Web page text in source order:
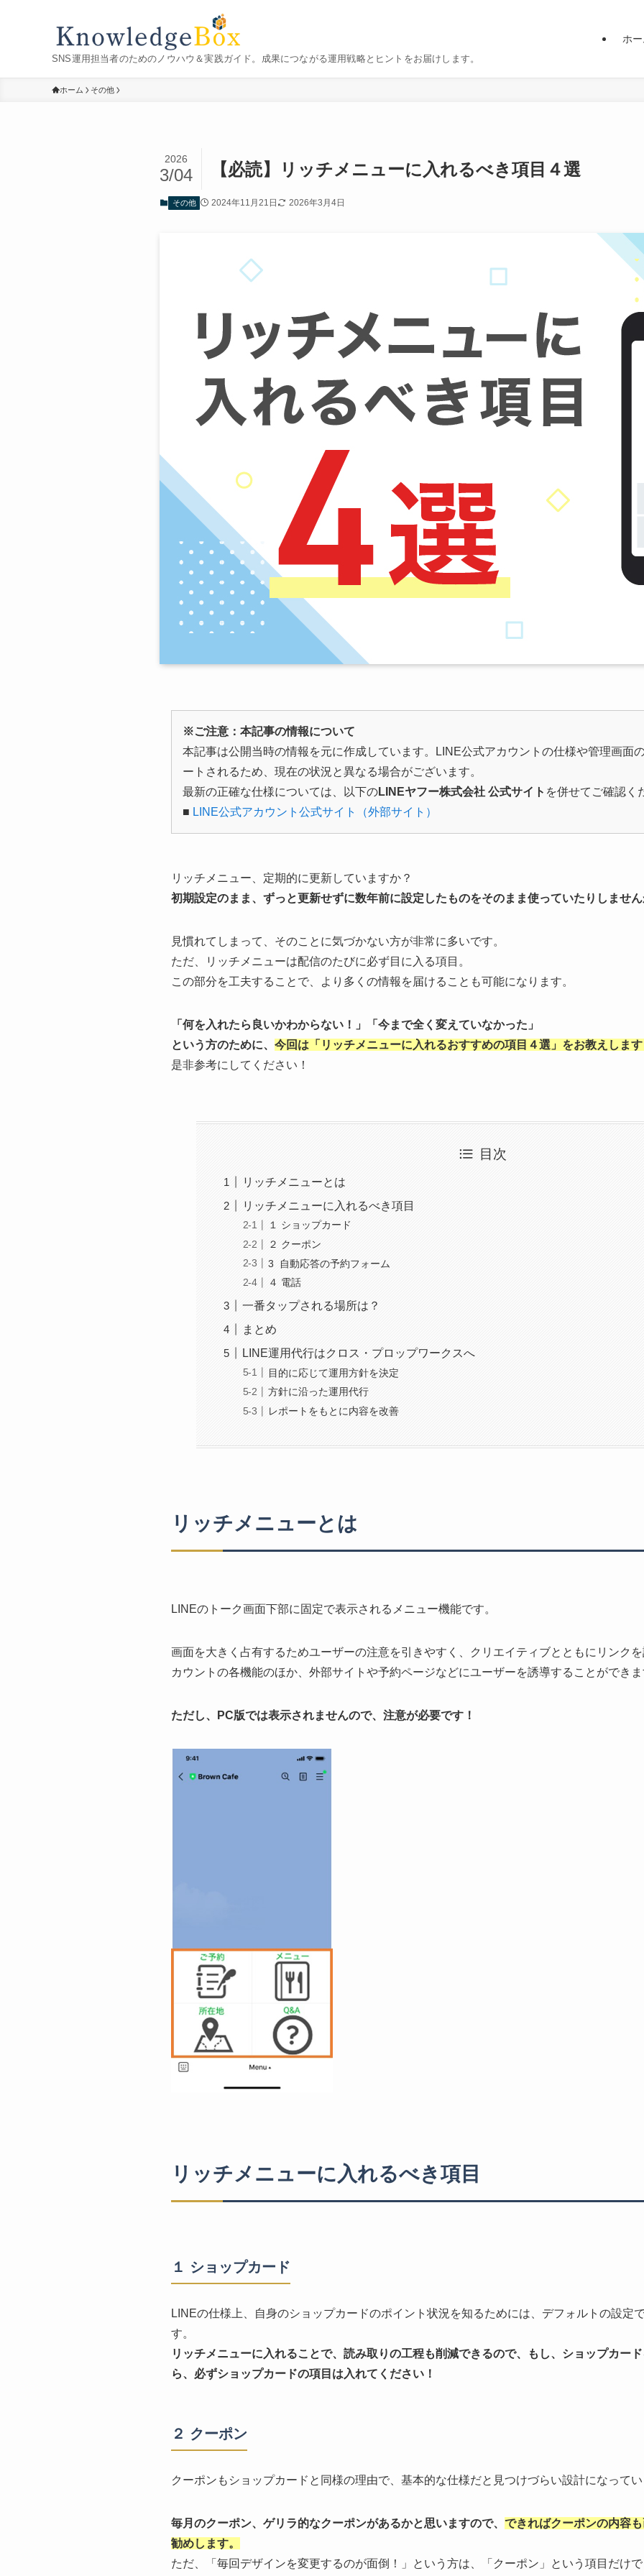
SNS運用担当者のためのノウハウ＆実践ガイド。成果につながる運用戦略とヒントをお届けします。
ホ
ホーム その他
【必読】リッチメニューに入れるべき項目４選
2026
3/04
その他 2024年11月21日 2026年3月4日
※ご注意：本記事の情報について
本記事は公開当時の情報を元に作成しています。LINE公式アカウントの仕様や管理画面
ートされるため、現在の状況と異なる場合がございます。
最新の正確な仕様については、以下のLINEヤフー株式会社 公式サイト を併せてご確認く
■ LINE公式アカウント公式サイト（外部サイト）
リッチメニュー、定期的に更新していますか？
初期設定のまま、ずっと更新せずに数年前に設定したものをそのまま使っていたりしませ
見慣れてしまって、そのことに気づかない方が非常に多いです。
ただ、リッチメニューは配信のたびに必ず目に入る項目。
この部分を工夫することで、より多くの情報を届けることも可能になります。
「何を入れたら良いかわからない！」「今まで全く変えていなかった」
という方のために、 今回は「リッチメニューに入れるおすすめの項目４選」をお教えしま
是非参考にしてください！
目次
リッチメニューとは
リッチメニューに入れるべき項目
１ ショップカード
２ クーポン
3 自動応答の予約フォーム
４ 電話
一番タップされる場所は？
まとめ
LINE運用代行はクロス・プロップワークスへ
目的に応じて運用方針を決定
方針に沿った運用代行
レポートをもとに内容を改善
リッチメニューとは
LINEのトーク画面下部に固定で表示されるメニュー機能です。
画面を大きく占有するためユーザーの注意を引きやすく、クリエイティブとともにリンク
カウントの各機能のほか、外部サイトや予約ページなどにユーザーを誘導することができ
ただし、PC版では表示されませんので、注意が必要です！
リッチメニューに入れるべき項目
１ ショップカード
LINEの仕様上、自身のショップカードのポイント状況を知るためには、デフォルトの設定
す。
リッチメニューに入れることで、読み取りの工程も削減できるので、もし、ショップカー
ら、必ずショップカードの項目は入れてください！
２ クーポン
クーポンもショップカードと同様の理由で、基本的な仕様だと見つけづらい設計になって
毎月のクーポン、ゲリラ的なクーポンがあるかと思いますので、 できればクーポンの内容
勧めします。
ただ、「毎回デザインを変更するのが面倒！」という方は、「クーポン」という項目だけ